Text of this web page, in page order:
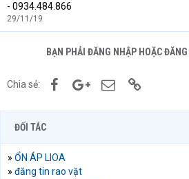
- 0934.484.866
29/11/19
BẠN PHẢI ĐĂNG NHẬP HOẶC
Chia sẻ: FacebookGoogle+Email
ĐỐI TÁC
» ỔN ÁP LIOA
» đăng tin rao vặt